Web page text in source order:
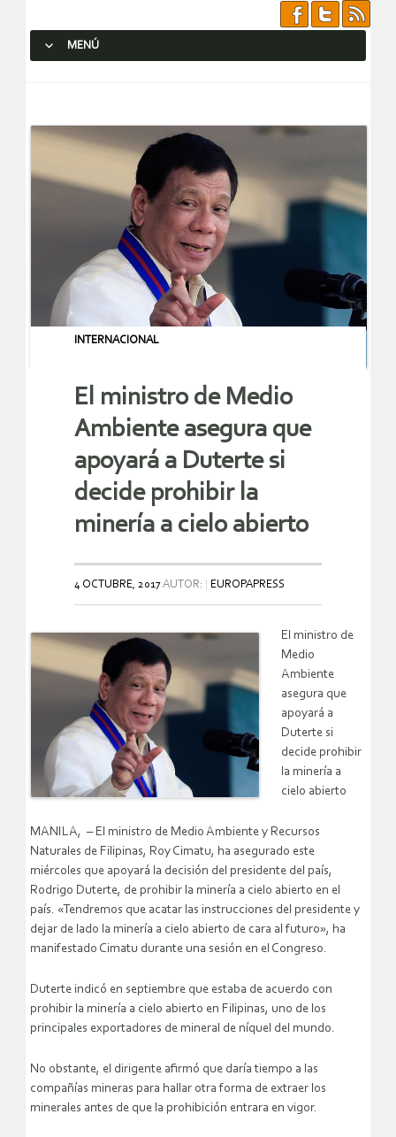
MENÚ
INTERNACIONAL
El ministro de Medio
Ambiente asegura que
apoyará a Duterte si
decide prohibir la
minería a cielo abierto
4 OCTUBRE, 2017AUTOR: EUROPAPRESS
El ministro de
Medio
Ambiente
asegura que
apoyará a
Duterte si
decide prohibir
la minería a
cielo abierto
MANILA, – El ministro de Medio Ambiente y Recursos
Naturales de Filipinas, Roy Cimatu, ha asegurado este
miércoles que apoyará la decisión del presidente del país,
Rodrigo Duterte, de prohibir la minería a cielo abierto en el
país. «Tendremos que acatar las instrucciones del presidente y
dejar de lado la minería a cielo abierto de cara al futuro», ha
manifestado Cimatu durante una sesión en el Congreso.
Duterte indicó en septiembre que estaba de acuerdo con
prohibir la minería a cielo abierto en Filipinas, uno de los
principales exportadores de mineral de níquel del mundo.
No obstante, el dirigente afirmó que daría tiempo a las
compañías mineras para hallar otra forma de extraer los
minerales antes de que la prohibición entrara en vigor.